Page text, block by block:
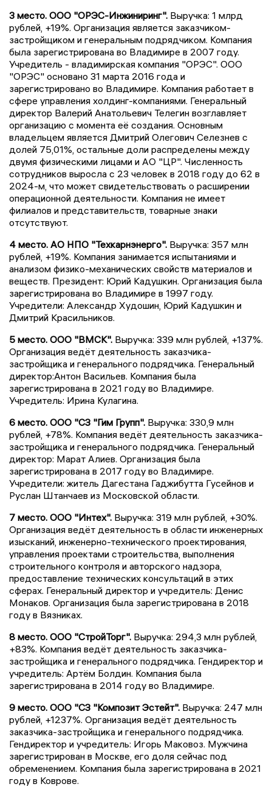
3 место. ООО "ОРЭС-Инжиниринг". Выручка: 1 млрд
рублей, +19%. Организация является заказчиком-
застройщиком и генеральным подрядчиком. Компания
была зарегистрирована во Владимире в 2007 году.
Учредитель - владимирская компания "ОРЭС". ООО
"ОРЭС" основано 31 марта 2016 года и
зарегистрировано во Владимире. Компания работает в
сфере управления холдинг-компаниями. Генеральный
директор Валерий Анатольевич Телегин возглавляет
организацию с момента её создания. Основным
владельцем является Дмитрий Олегович Селезнев с
долей 75,01%, остальные доли распределены между
двумя физическими лицами и АО "ЦР". Численность
сотрудников выросла с 23 человек в 2018 году до 62 в
2024-м, что может свидетельствовать о расширении
операционной деятельности. Компания не имеет
филиалов и представительств, товарные знаки
отсутствуют.
4 место. АО НПО "Техкарнэнерго". Выручка: 357 млн
рублей, +19%. Компания занимается испытаниями и
анализом физико-механических свойств материалов и
веществ. Президент: Юрий Кадушкин. Организация была
зарегистрирована во Владимире в 1997 году.
Учредители: Александр Худошин, Юрий Кадушкин и
Дмитрий Красильников.
5 место. ООО "ВМСК". Выручка: 339 млн рублей, +137%.
Организация ведёт деятельность заказчика-
застройщика и генерального подрядчика. Генеральный
директор:Антон Васильев. Компания была
зарегистрирована в 2021 году во Владимире.
Учредитель: Ирина Кулагина.
6 место. ООО "СЗ "Гим Групп". Выручка: 330,9 млн
рублей, +78%. Компания ведёт деятельность заказчика-
застройщика и генерального подрядчика. Генеральный
директор: Марат Алиев. Организация была
зарегистрирована в 2017 году во Владимире.
Учредители: житель Дагестана Гаджибутта Гусейнов и
Руслан Штанчаев из Московской области.
7 место. ООО "Интех". Выручка: 319 млн рублей, +30%.
Организация ведёт деятельность в области инженерных
изысканий, инженерно-технического проектирования,
управления проектами строительства, выполнения
строительного контроля и авторского надзора,
предоставление технических консультаций в этих
сферах. Генеральный директор и учредитель: Денис
Монаков. Организация была зарегистрирована в 2018
году в Вязниках.
8 место. ООО "СтройТорг". Выручка: 294,3 млн рублей,
+83%. Компания ведёт деятельность заказчика-
застройщика и генерального подрядчика. Гендиректор и
учредитель: Артём Болдин. Компания была
зарегистрирована в 2014 году во Владимире.
9 место. ООО "СЗ "Композит Эстейт". Выручка: 247 млн
рублей, +1237%. Организация ведёт деятельность
заказчика-застройщика и генерального подрядчика.
Гендиректор и учредитель: Игорь Маковоз. Мужчина
зарегистрирован в Москве, его доля сейчас под
обременением. Компания была зарегистрирована в 2021
году в Коврове.